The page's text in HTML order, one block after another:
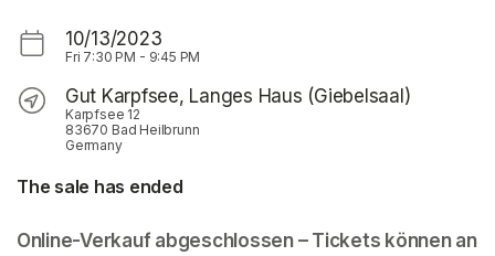
10/13/2023
Fri 7:30 PM - 9:45 PM
Gut Karpfsee, Langes Haus (Giebelsaal)
Karpfsee 12
83670 Bad Heilbrunn
Germany
The sale has ended
Online-Verkauf abgeschlossen – Tickets können an